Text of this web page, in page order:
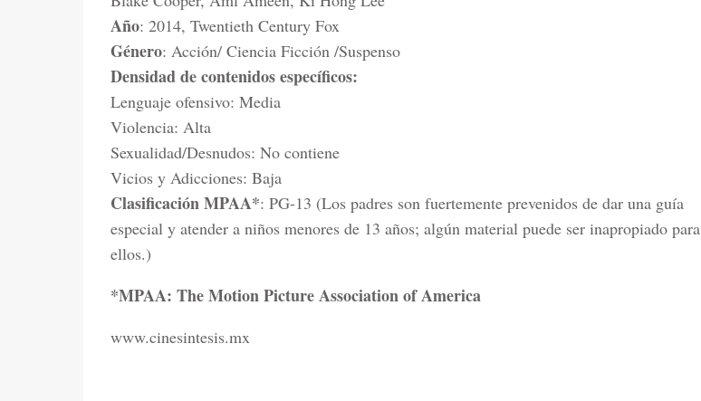
Año: 2014, Twentieth Century Fox
Género: Acción/ Ciencia Ficción /Suspenso
Densidad de contenidos específicos:
Lenguaje ofensivo: Media
Violencia: Alta
Sexualidad/Desnudos: No contiene
Vicios y Adicciones: Baja
Clasificación MPAA*: PG-13 (Los padres son fuertemente prevenidos de dar una guía
especial y atender a niños menores de 13 años; algún material puede ser inapropiado para
ellos.)
*MPAA: The Motion Picture Association of America
www.cinesintesis.mx